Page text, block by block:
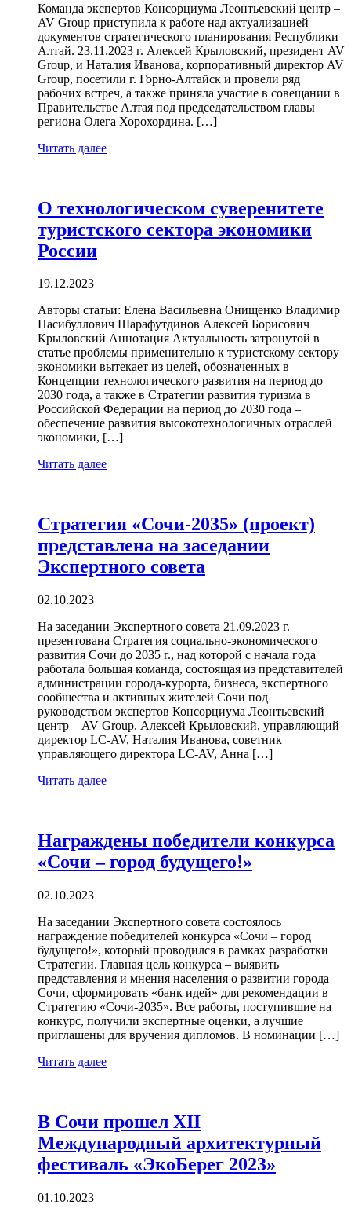
Команда экспертов Консорциума Леонтьевский центр –
AV Group приступила к работе над актуализацией
документов стратегического планирования Республики
Алтай. 23.11.2023 г. Алексей Крыловский, президент AV
Group, и Наталия Иванова, корпоративный директор AV
Group, посетили г. Горно-Алтайск и провели ряд
рабочих встреч, а также приняла участие в совещании в
Правительстве Алтая под председательством главы
региона Олега Хорохордина. […]
Читать далее
О технологическом суверенитете
туристского сектора экономики
России
19.12.2023
Авторы статьи: Елена Васильевна Онищенко Владимир
Насибуллович Шарафутдинов Алексей Борисович
Крыловский Aннотация Актуальность затронутой в
статье проблемы применительно к туристскому сектору
экономики вытекает из целей, обозначенных в
Концепции технологического развития на период до
2030 года, а также в Стратегии развития туризма в
Российской Федерации на период до 2030 года –
обеспечение развития высокотехнологичных отраслей
экономики, […]
Читать далее
Стратегия «Сочи-2035» (проект)
представлена на заседании
Экспертного совета
02.10.2023
На заседании Экспертного совета 21.09.2023 г.
презентована Стратегия социально-экономического
развития Сочи до 2035 г., над которой с начала года
работала большая команда, состоящая из представителей
администрации города-курорта, бизнеса, экспертного
сообщества и активных жителей Сочи под
руководством экспертов Консорциума Леонтьевский
центр – AV Group. Алексей Крыловский, управляющий
директор LC-AV, Наталия Иванова, советник
управляющего директора LC-AV, Анна […]
Читать далее
Награждены победители конкурса
«Сочи – город будущего!»
02.10.2023
На заседании Экспертного совета состоялось
награждение победителей конкурса «Сочи – город
будущего!», который проводился в рамках разработки
Стратегии. Главная цель конкурса – выявить
представления и мнения населения о развитии города
Сочи, сформировать «банк идей» для рекомендации в
Стратегию «Сочи-2035». Все работы, поступившие на
конкурс, получили экспертные оценки, а лучшие
приглашены для вручения дипломов. В номинации […]
Читать далее
В Сочи прошел XII
Международный архитектурный
фестиваль «ЭкоБерег 2023»
01.10.2023